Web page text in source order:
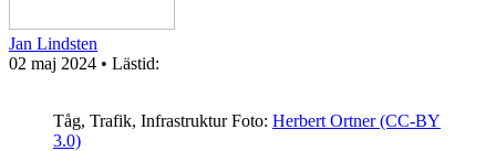
Jan Lindsten
02 maj 2024 • Lästid:
Tåg, Trafik, InfrastrukturFoto: Herbert Ortner (CC-BY
3.0)